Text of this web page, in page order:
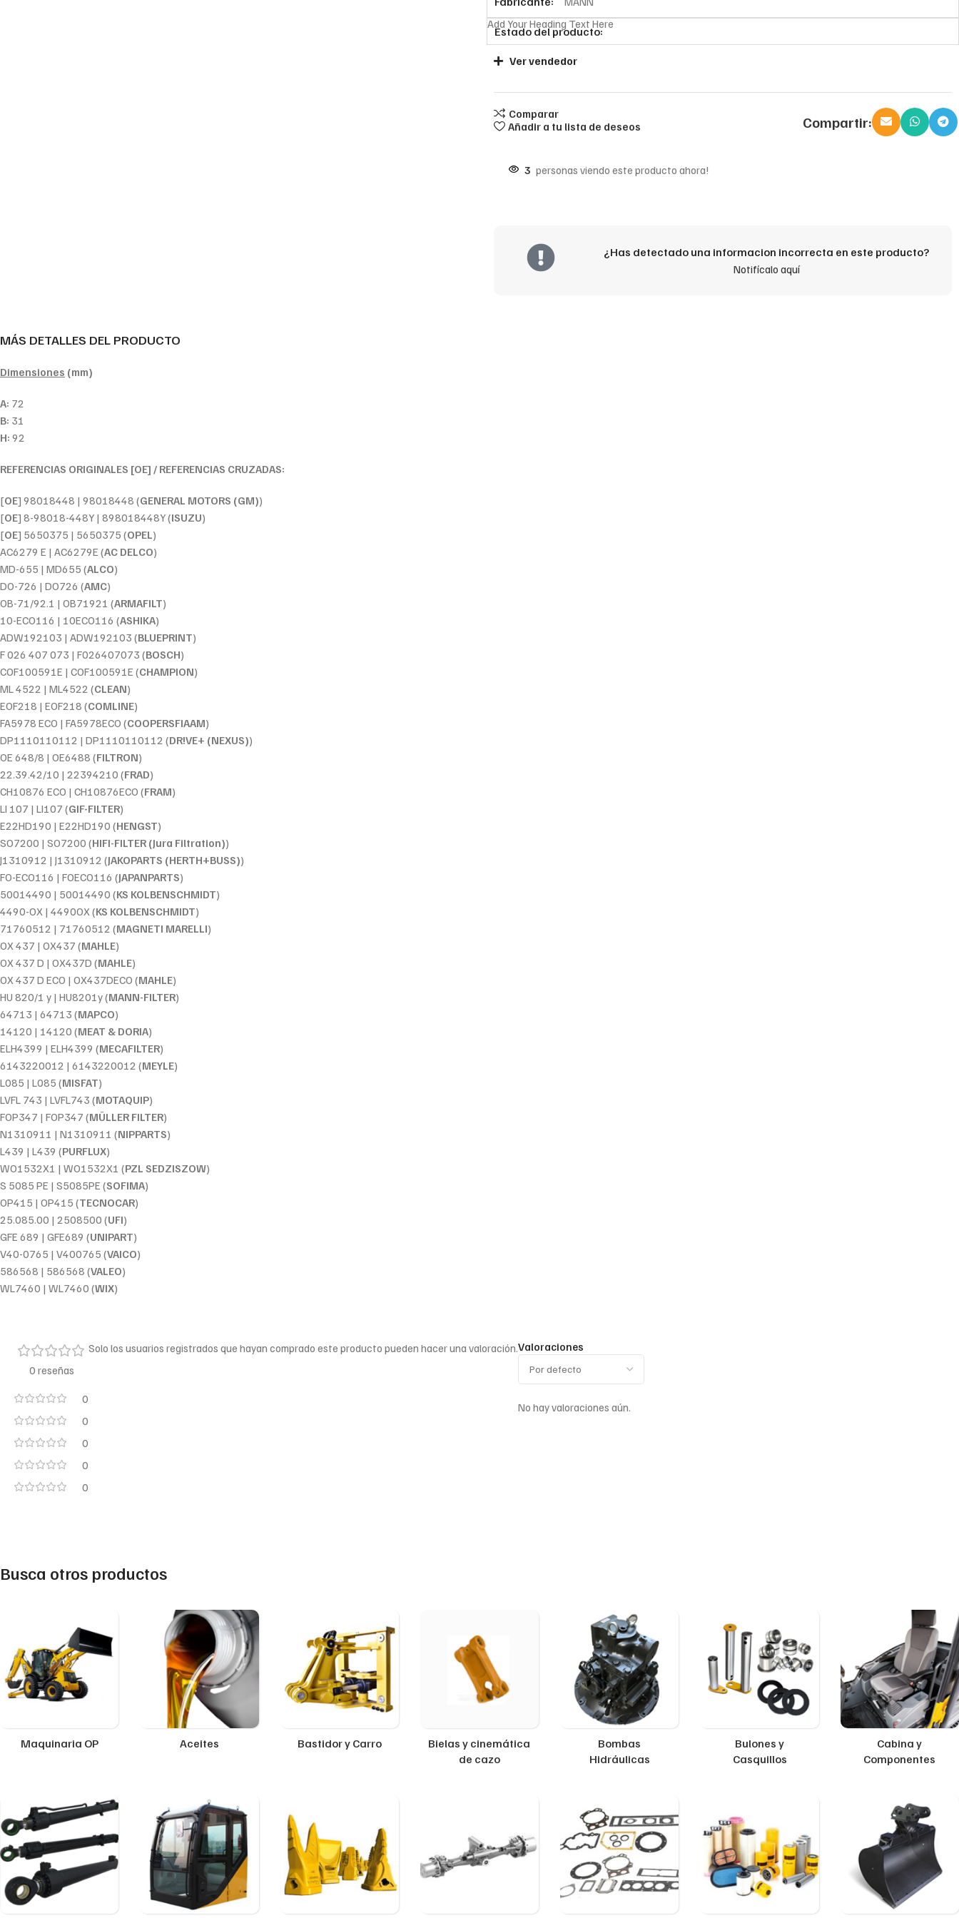
Estado del producto:
Add Your Heading Text Here
Ver vendedor
Comparar
Añadir a tu lista de deseos
Compartir:
3 personas viendo este producto ahora!
¿Has detectado una informacion incorrecta en este producto?
Notifícalo aquí
MÁS DETALLES DEL PRODUCTO
Dimensiones (mm)
A: 72
B: 31
H: 92
REFERENCIAS ORIGINALES [OE] / REFERENCIAS CRUZADAS:
[OE] 98018448 | 98018448 (GENERAL MOTORS (GM))
[OE] 8-98018-448Y | 898018448Y (ISUZU)
[OE] 5650375 | 5650375 (OPEL )
AC6279 E | AC6279E (AC DELCO)
MD-655 | MD655 (ALCO)
DO-726 | DO726 (AMC)
OB-71/92.1 | OB71921 (ARMAFILT)
10-ECO116 | 10ECO116 (ASHIKA)
ADW192103 | ADW192103 (BLUEPRINT)
F 026 407 073 | F026407073 (BOSCH)
COF100591E | COF100591E (CHAMPION)
ML 4522 | ML4522 (CLEAN)
EOF218 | EOF218 (COMLINE)
FA5978 ECO | FA5978ECO (COOPERSFIAAM)
DP1110110112 | DP1110110112 (DR!VE+ (NEXUS))
OE 648/8 | OE6488 (FILTRON)
22.39.42/10 | 22394210 (FRAD)
CH10876 ECO | CH10876ECO (FRAM)
LI 107 | LI107 (GIF-FILTER)
E22HD190 | E22HD190 (HENGST)
SO7200 | SO7200 (HIFI-FILTER (Jura Filtration))
J1310912 | J1310912 (JAKOPARTS (HERTH+BUSS))
FO-ECO116 | FOECO116 (JAPANPARTS)
50014490 | 50014490 (KS KOLBENSCHMIDT)
4490-OX | 4490OX (KS KOLBENSCHMIDT)
71760512 | 71760512 (MAGNETI MARELLI)
OX 437 | OX437 (MAHLE)
OX 437 D | OX437D (MAHLE)
OX 437 D ECO | OX437DECO (MAHLE)
HU 820/1 y | HU8201y (MANN-FILTER)
64713 | 64713 (MAPCO)
14120 | 14120 (MEAT & DORIA)
ELH4399 | ELH4399 (MECAFILTER)
6143220012 | 6143220012 (MEYLE)
L085 | L085 (MISFAT)
LVFL 743 | LVFL743 (MOTAQUIP)
FOP347 | FOP347 (MÜLLER FILTER)
N1310911 | N1310911 (NIPPARTS)
L439 | L439 (PURFLUX)
WO1532X1 | WO1532X1 (PZL SEDZISZOW)
S 5085 PE | S5085PE (SOFIMA)
OP415 | OP415 (TECNOCAR)
25.085.00 | 2508500 (UFI)
GFE 689 | GFE689 (UNIPART)
V40-0765 | V400765 (VAICO)
586568 | 586568 (VALEO)
WL7460 | WL7460 (WIX)
0 reseñas
0
0
0
0
0
Valoraciones
No hay valoraciones aún.
Solo los usuarios registrados que hayan comprado este producto pueden hacer una valoración.
Busca otros productos
Maquinaria OP Aceites Bastidor y Carro
Bielas y cinemática
de cazo
Bombas
Hidráulicas
Bulones y
Casquillos
Cabina y
Componentes